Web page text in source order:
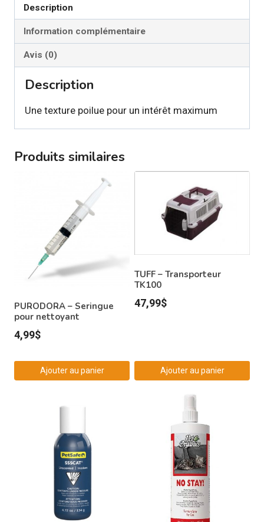
chat
Monstre
Description
Information complémentaire
Avis (0)
Description
Une texture poilue pour un intérêt maximum
Produits similaires
PURODORA – Seringue
pour nettoyant
4,99$
Ajouter au panier
TUFF – Transporteur
TK100
47,99$
Ajouter au panier